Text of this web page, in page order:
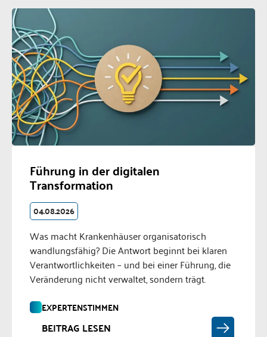
Führung in der digitalen
Transformation
04.08.2026
Was macht Krankenhäuser organisatorisch
wandlungsfähig? Die Antwort beginnt bei klaren
Verantwortlichkeiten – und bei einer Führung, die
Veränderung nicht verwaltet, sondern trägt.
EXPERTENSTIMMEN
BEITRAG LESEN